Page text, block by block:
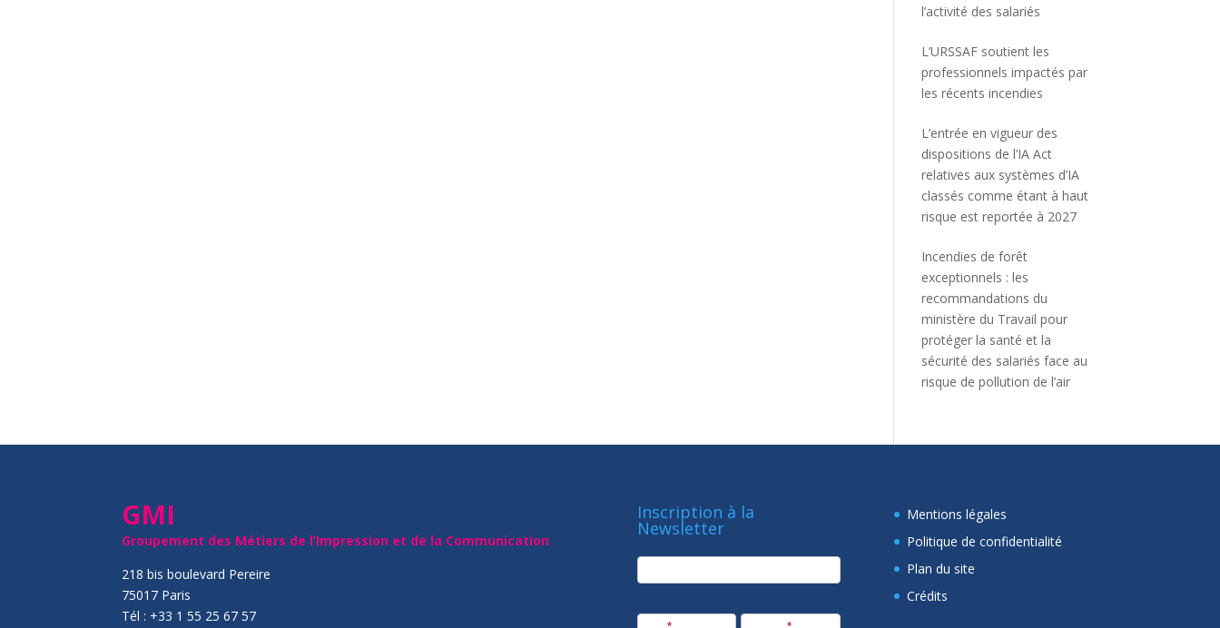
l’activité des salariés
L’URSSAF soutient les
professionnels impactés par
les récents incendies
L’entrée en vigueur des
dispositions de l’IA Act
relatives aux systèmes d’IA
classés comme étant à haut
risque est reportée à 2027
Incendies de forêt
exceptionnels : les
recommandations du
ministère du Travail pour
protéger la santé et la
sécurité des salariés face au
risque de pollution de l’air
GMI
Groupement des Métiers de l’Impression et de la Communication
218 bis boulevard Pereire
75017 Paris
Tél : +33 1 55 25 67 57
Inscription à la
Newsletter
newsletter
Mentions légales
Politique de confidentialité
Plan du site
Crédits